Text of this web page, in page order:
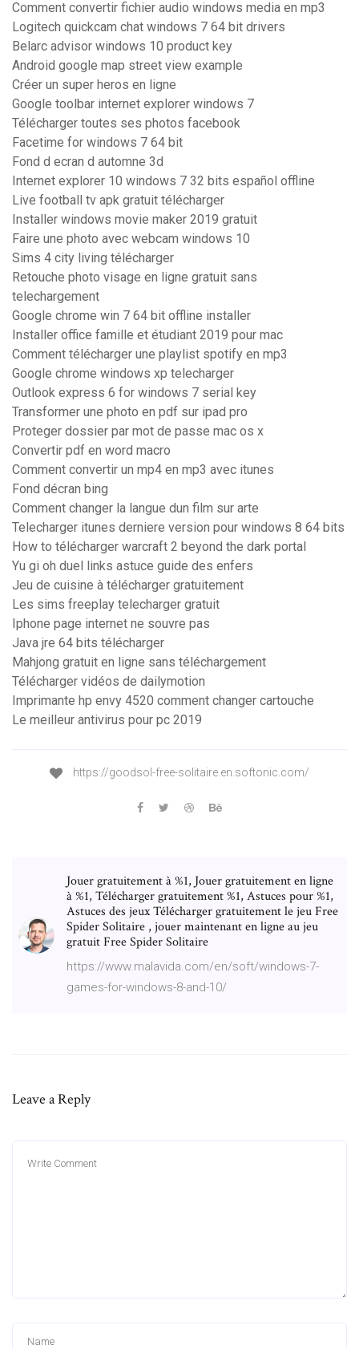
Comment convertir fichier audio windows media en mp3
Logitech quickcam chat windows 7 64 bit drivers
Belarc advisor windows 10 product key
Android google map street view example
Créer un super heros en ligne
Google toolbar internet explorer windows 7
Télécharger toutes ses photos facebook
Facetime for windows 7 64 bit
Fond d ecran d automne 3d
Internet explorer 10 windows 7 32 bits español offline
Live football tv apk gratuit télécharger
Installer windows movie maker 2019 gratuit
Faire une photo avec webcam windows 10
Sims 4 city living télécharger
Retouche photo visage en ligne gratuit sans
telechargement
Google chrome win 7 64 bit offline installer
Installer office famille et étudiant 2019 pour mac
Comment télécharger une playlist spotify en mp3
Google chrome windows xp telecharger
Outlook express 6 for windows 7 serial key
Transformer une photo en pdf sur ipad pro
Proteger dossier par mot de passe mac os x
Convertir pdf en word macro
Comment convertir un mp4 en mp3 avec itunes
Fond décran bing
Comment changer la langue dun film sur arte
Telecharger itunes derniere version pour windows 8 64 bits
How to télécharger warcraft 2 beyond the dark portal
Yu gi oh duel links astuce guide des enfers
Jeu de cuisine à télécharger gratuitement
Les sims freeplay telecharger gratuit
Iphone page internet ne souvre pas
Java jre 64 bits télécharger
Mahjong gratuit en ligne sans téléchargement
Télécharger vidéos de dailymotion
Imprimante hp envy 4520 comment changer cartouche
Le meilleur antivirus pour pc 2019
https://goodsol-free-solitaire.en.softonic.com/
Jouer gratuitement à %1, Jouer gratuitement en ligne
à %1, Télécharger gratuitement %1, Astuces pour %1,
Astuces des jeux Télécharger gratuitement le jeu Free
Spider Solitaire , jouer maintenant en ligne au jeu
gratuit Free Spider Solitaire
https://www.malavida.com/en/soft/windows-7-
games-for-windows-8-and-10/
Leave a Reply